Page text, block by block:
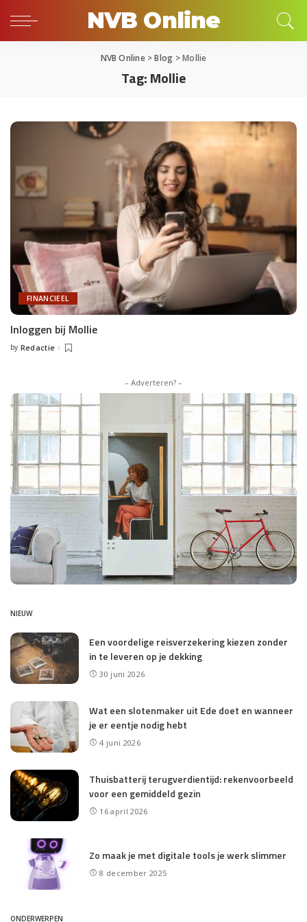
NVB Online
NVB Online>Blog >Mollie
Tag:Mollie
FINANCIEEL
Inloggen bij Mollie
Posted
by Redactie
– Adverteren? –
NIEUW
Een voordelige reisverzekering kiezen zonder
in te leveren op je dekking
30 juni 2026
Wat een slotenmaker uit Ede doet en wanneer
je er eentje nodig hebt
4 juni 2026
Thuisbatterij terugverdientijd: rekenvoorbeeld
voor een gemiddeld gezin
16 april 2026
Zo maak je met digitale tools je werk slimmer
8 december 2025
ONDERWERPEN